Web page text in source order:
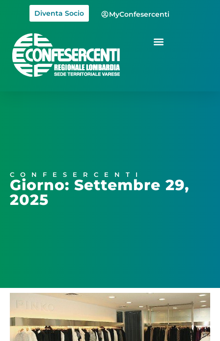
Diventa Socio MyConfesercenti
CONFESERCENTI
Giorno: Settembre 29,
2025